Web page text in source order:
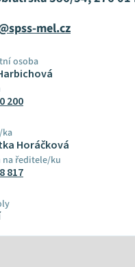
mel.cz
osoba
200
ka
Horáčková
na ředitele/ku
817